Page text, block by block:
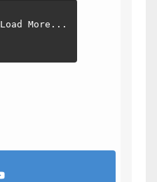
Load More...